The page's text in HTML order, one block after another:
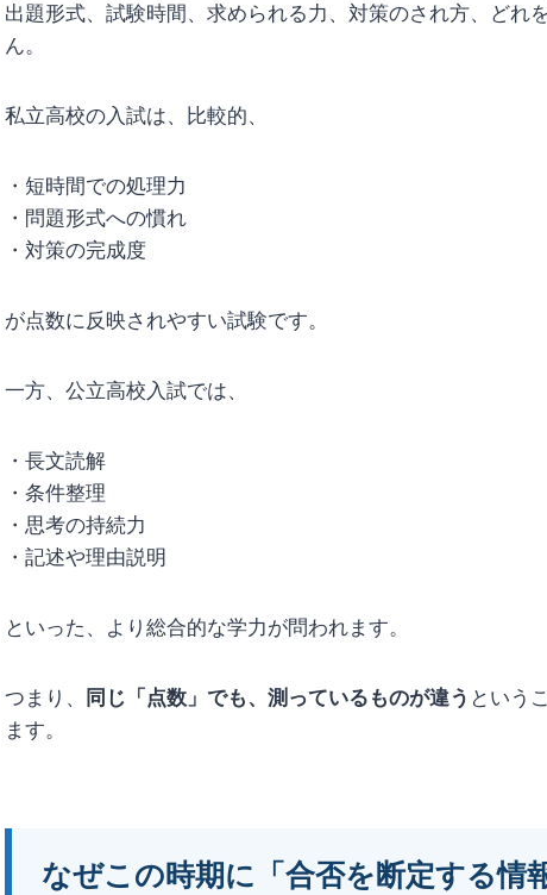
出題形式、試験時間、求められる力、対策のされ方、どれ
ん。
私立高校の入試は、比較的、
・短時間での処理力
・問題形式への慣れ
・対策の完成度
が点数に反映されやすい試験です。
一方、公立高校入試では、
・長文読解
・条件整理
・思考の持続力
・記述や理由説明
といった、より総合的な学力が問われます。
つまり、 同じ「点数」でも、測っているものが違う という
ます。
なぜこの時期に「合否を断定する情